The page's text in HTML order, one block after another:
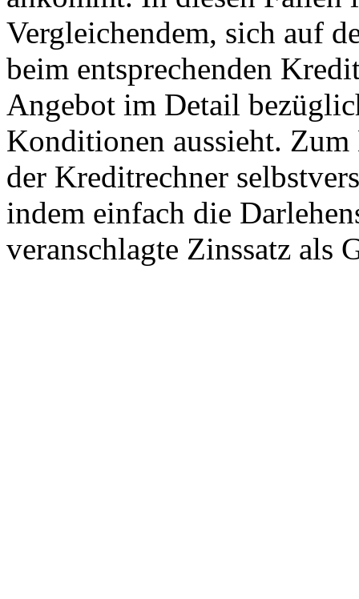
Vergleichendem, sich auf
beim entsprechenden
Angebot im Detail
Konditionen aussieht.
der Kreditrechner
indem einfach die
veranschlagte Zinssatz als